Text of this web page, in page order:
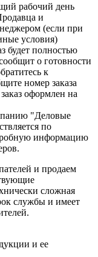
рабочий день
и
(если при
условия)
будет полностью
о готовности
к
номер заказа
оформлен на
"Деловые
по
информацию
и продаем
сложная
службы и имеет
и ее